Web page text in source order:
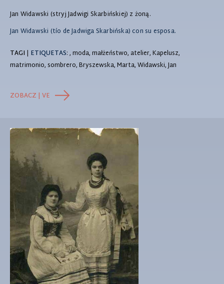
Jan Widawski (stryj Jadwigi Skarbińskiej) z żoną.
Jan Widawski (tío de Jadwiga Skarbińska) con su esposa.
TAGI | ETIQUETAS: , moda, małżeństwo, atelier, Kapelusz,
matrimonio, sombrero, Bryszewska, Marta, Widawski, Jan
ZOBACZ | VE